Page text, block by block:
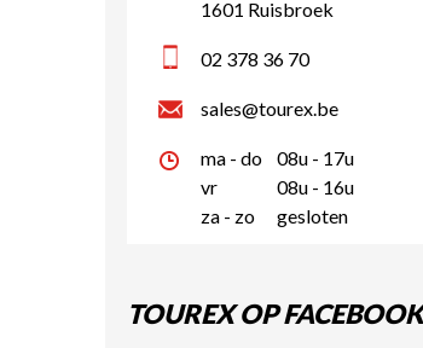
1601 Ruisbroek
02 378 36 70
sales@tourex.be
ma - do
08u - 17u
vr
08u - 16u
za - zo
gesloten
TOUREX OP FACEBOOK